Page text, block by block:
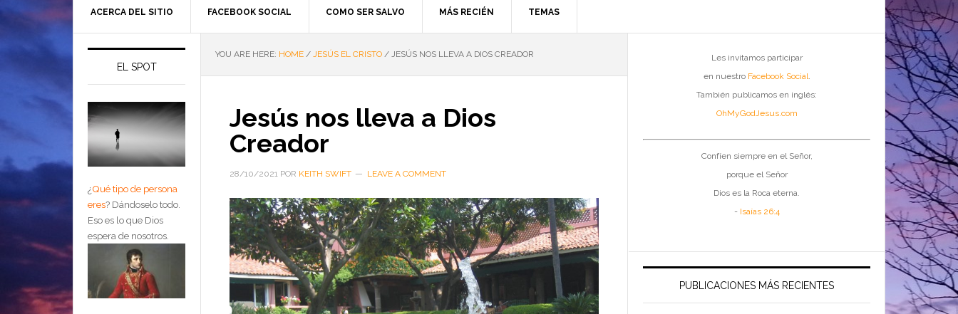
ACERCA DEL SITIO FACEBOOK SOCIAL COMO SER SALVO MÁS RECIÉN TEMAS
YOU ARE HERE: HOME / JESÚS EL CRISTO / JESÚS NOS LLEVA A DIOS CREADOR
Jesús nos lleva a Dios
Creador
28/10/2021 POR KEITH SWIFT LEAVE A COMMENT
Les invitamos participar
en nuestro Facebook Social.
También publicamos en inglés:
OhMyGodJesus.com
Confíen siempre en el Señor,
porque el Señor
Dios es la Roca eterna.
- Isaías 26:4
PUBLICACIONES MÁS RECIENTES
EL SPOT
¿Qué tipo de persona
eres? Dándoselo todo.
Eso es lo que Dios
espera de nosotros.